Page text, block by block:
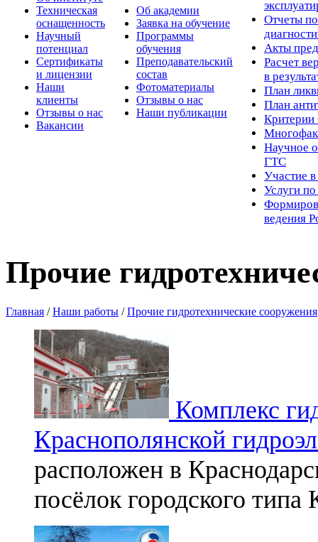
Техническая
оснащенность
Научный
потенциал
Сертификаты
и лицензии
Наши
клиенты
Отзывы о нас
Вакансии
Об академии
Заявка на обучение
Программы
обучения
Преподавательский
состав
Фотоматериалы
Отзывы о нас
Наши публикации
Отчеты по
Акты
Расчет
в
План
План
Критерии
Научное
ГТС
Участие
Услуги
ведения
Прочие
Главная / Наши работы / Прочие гидротехнические сооружения
Комплекс
Краснополянской
расположен в
посёлок городского